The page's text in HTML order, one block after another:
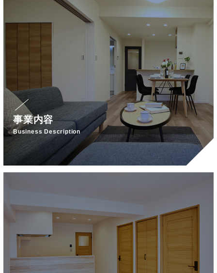
事業内容
Business Description